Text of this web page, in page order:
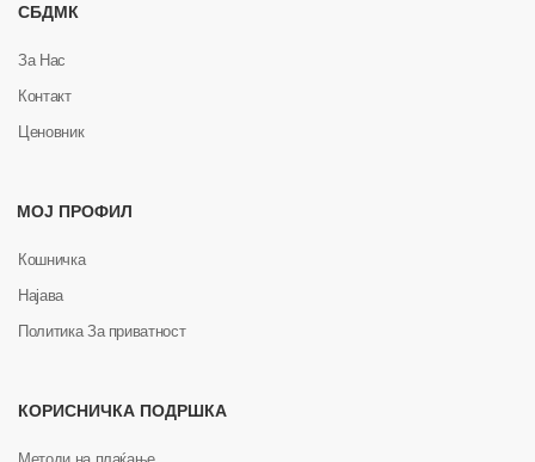
СБДМК
За Нас
Контакт
Ценовник
МОЈ ПРОФИЛ
Кошничка
Најава
Политика За приватност
КОРИСНИЧКА ПОДРШКА